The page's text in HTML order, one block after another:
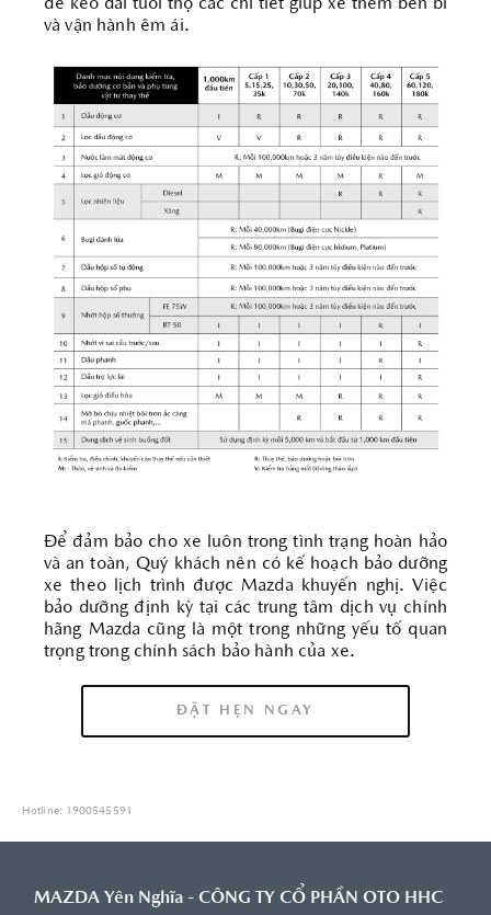
để kéo dài tuổi thọ các chi tiết giúp xe thêm bền bỉ
và vận hành êm ái.
Để đảm bảo cho xe luôn trong tình trạng hoàn hảo
và an toàn, Quý khách nên có kế hoạch bảo dưỡng
xe theo lịch trình được Mazda khuyến nghị. Việc
bảo dưỡng định kỳ tại các trung tâm dịch vụ chính
hãng Mazda cũng là một trong những yếu tố quan
trọng trong chính sách bảo hành của xe.
ĐẶT HẸN NGAY
Hotline: 1900545591
MAZDA Yên Nghĩa - CÔNG TY CỔ PHẦN OTO HHC